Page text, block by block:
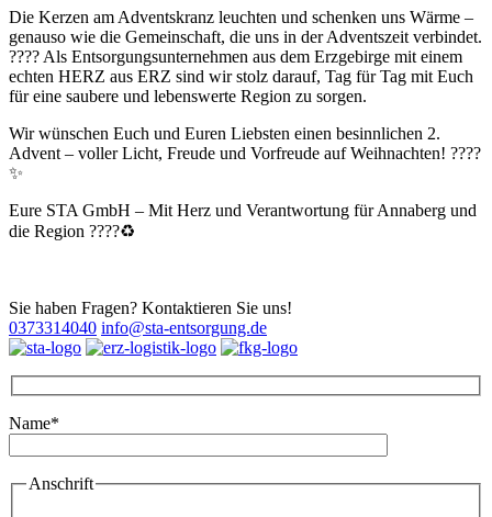
Die Kerzen am Adventskranz leuchten und schenken uns Wärme –
genauso wie die Gemeinschaft, die uns in der Adventszeit verbindet.
???? Als Entsorgungsunternehmen aus dem Erzgebirge mit einem
echten HERZ aus ERZ sind wir stolz darauf, Tag für Tag mit Euch
für eine saubere und lebenswerte Region zu sorgen.
Wir wünschen Euch und Euren Liebsten einen besinnlichen 2.
Advent – voller Licht, Freude und Vorfreude auf Weihnachten! ????
✨
Eure STA GmbH – Mit Herz und Verantwortung für Annaberg und
die Region ????️♻️
Sie haben Fragen? Kontaktieren Sie uns!
0373314040 info@sta-entsorgung.de
Name*
Bitte lassen Sie dieses Feld leer.
Anschrift